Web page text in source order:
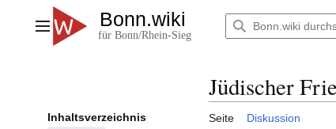
springenHauptmenü
Inhaltsverzeichnis
Jüdischer
Seite Diskussion